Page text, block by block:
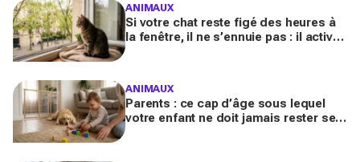
ANIMAUX
Si votre chat reste figé des heures à
la fenêtre, il ne s’ennuie pas : il active
ANIMAUX
Parents : ce cap d’âge sous lequel
votre enfant ne doit jamais rester seul